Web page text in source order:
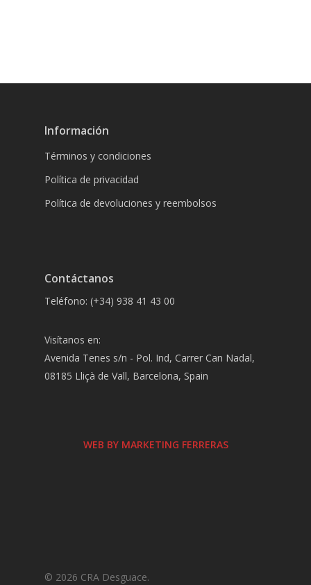
Información
Términos y condiciones
Política de privacidad
Política de devoluciones y reembolsos
Contáctanos
Teléfono: (+34) 938 41 43 00
Visítanos en:
Avenida Tenes s/n - Pol. Ind, Carrer Can Nadal,
08185 Lliçà de Vall, Barcelona, Spain
WEB BY MARKETING FERRERAS
© 2026 CRA Desguace.